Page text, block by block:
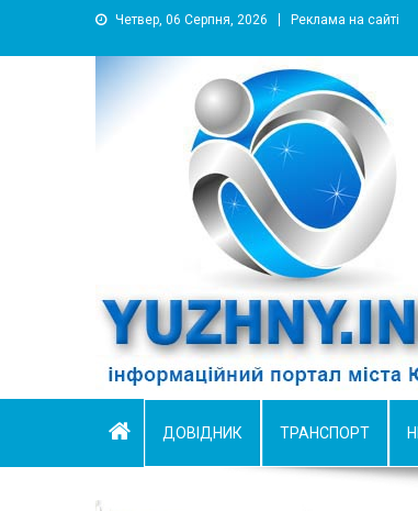
Четвер, 06 Серпня, 2026 Реклама на сайті
информационный портал города
ДОВІДНИК ТРАНСПОРТ